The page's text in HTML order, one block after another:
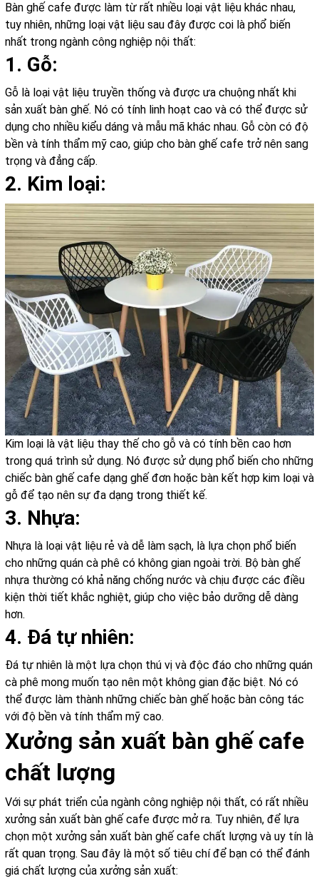
Bàn ghế cafe được làm từ rất nhiều loại vật liệu khác nhau,
tuy nhiên, những loại vật liệu sau đây được coi là phổ biến
nhất trong ngành công nghiệp nội thất:
1. Gỗ:
Gỗ là loại vật liệu truyền thống và được ưa chuộng nhất khi
sản xuất bàn ghế. Nó có tính linh hoạt cao và có thể được sử
dụng cho nhiều kiểu dáng và mẫu mã khác nhau. Gỗ còn có độ
bền và tính thẩm mỹ cao, giúp cho bàn ghế cafe trở nên sang
trọng và đẳng cấp.
2. Kim loại:
Kim loại là vật liệu thay thế cho gỗ và có tính bền cao hơn
trong quá trình sử dụng. Nó được sử dụng phổ biến cho những
chiếc bàn ghế cafe dạng ghế đơn hoặc bàn kết hợp kim loại và
gỗ để tạo nên sự đa dạng trong thiết kế.
3. Nhựa:
Nhựa là loại vật liệu rẻ và dễ làm sạch, là lựa chọn phổ biến
cho những quán cà phê có không gian ngoài trời. Bộ bàn ghế
nhựa thường có khả năng chống nước và chịu được các điều
kiện thời tiết khắc nghiệt, giúp cho việc bảo dưỡng dễ dàng
hơn.
4. Đá tự nhiên:
Đá tự nhiên là một lựa chọn thú vị và độc đáo cho những quán
cà phê mong muốn tạo nên một không gian đặc biệt. Nó có
thể được làm thành những chiếc bàn ghế hoặc bàn công tác
với độ bền và tính thẩm mỹ cao.
Xưởng sản xuất bàn ghế cafe
chất lượng
Với sự phát triển của ngành công nghiệp nội thất, có rất nhiều
xưởng sản xuất bàn ghế cafe được mở ra. Tuy nhiên, để lựa
chọn một xưởng sản xuất bàn ghế cafe chất lượng và uy tín là
rất quan trọng. Sau đây là một số tiêu chí để bạn có thể đánh
giá chất lượng của xưởng sản xuất: